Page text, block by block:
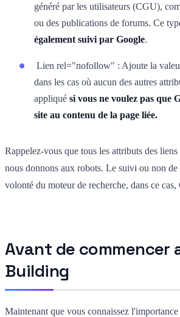
généré par les utilisateurs (CGU),
ou des publications de forums. Ce
également suivi par Google.
Lien rel="nofollow" : Ajoute la
dans les cas où aucun des autres
appliqué si vous ne voulez pas que
site au contenu de la page liée.
Rappelez-vous que tous les attributs des
nous donnons aux robots. Le suivi ou non de
volonté du moteur de recherche, dans ce cas,
Avant de commencer
Building
Maintenant que vous connaissez